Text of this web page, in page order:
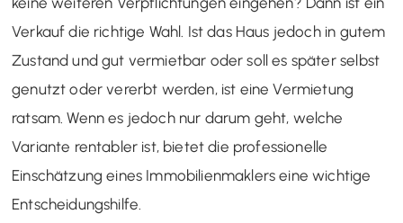
Verkauf die richtige Wahl. Ist das Haus jedoch in gutem
Zustand und gut vermietbar oder soll es später selbst
genutzt oder vererbt werden, ist eine Vermietung
ratsam. Wenn es jedoch nur darum geht, welche
Variante rentabler ist, bietet die professionelle
Einschätzung eines Immobilienmaklers eine wichtige
Entscheidungshilfe.